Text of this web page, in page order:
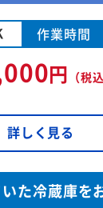
作業時間
円 （税込
詳しく見る
た冷蔵庫を